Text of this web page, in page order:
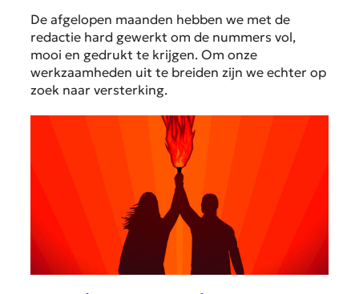
De afgelopen maanden hebben we met de
redactie hard gewerkt om de nummers vol,
mooi en gedrukt te krijgen. Om onze
werkzaamheden uit te breiden zijn we echter op
zoek naar versterking.